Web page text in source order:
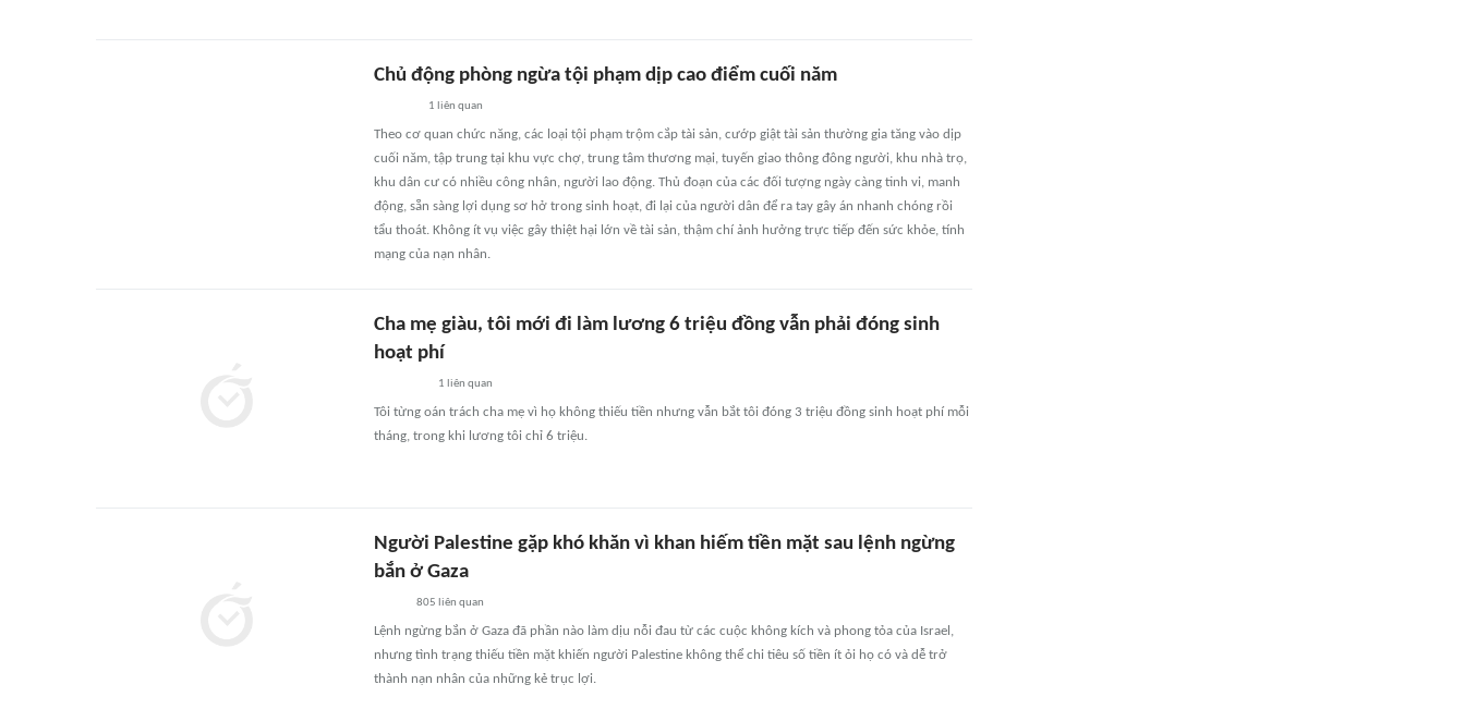
Chủ động phòng ngừa tội phạm dịp cao điểm cuối năm
1 liên quan
Theo cơ quan chức năng, các loại tội phạm trộm cắp tài sản, cướp giật tài sản thường gia tăng vào dịp
cuối năm, tập trung tại khu vực chợ, trung tâm thương mại, tuyến giao thông đông người, khu nhà trọ,
khu dân cư có nhiều công nhân, người lao động. Thủ đoạn của các đối tượng ngày càng tinh vi, manh
động, sẵn sàng lợi dụng sơ hở trong sinh hoạt, đi lại của người dân để ra tay gây án nhanh chóng rồi
tẩu thoát. Không ít vụ việc gây thiệt hại lớn về tài sản, thậm chí ảnh hưởng trực tiếp đến sức khỏe, tính
mạng của nạn nhân.
Cha mẹ giàu, tôi mới đi làm lương 6 triệu đồng vẫn phải đóng sinh
hoạt phí
1 liên quan
Tôi từng oán trách cha mẹ vì họ không thiếu tiền nhưng vẫn bắt tôi đóng 3 triệu đồng sinh hoạt phí mỗi
tháng, trong khi lương tôi chỉ 6 triệu.
Người Palestine gặp khó khăn vì khan hiếm tiền mặt sau lệnh ngừng
bắn ở Gaza
805 liên quan
Lệnh ngừng bắn ở Gaza đã phần nào làm dịu nỗi đau từ các cuộc không kích và phong tỏa của Israel,
nhưng tình trạng thiếu tiền mặt khiến người Palestine không thể chi tiêu số tiền ít ỏi họ có và dễ trở
thành nạn nhân của những kẻ trục lợi.